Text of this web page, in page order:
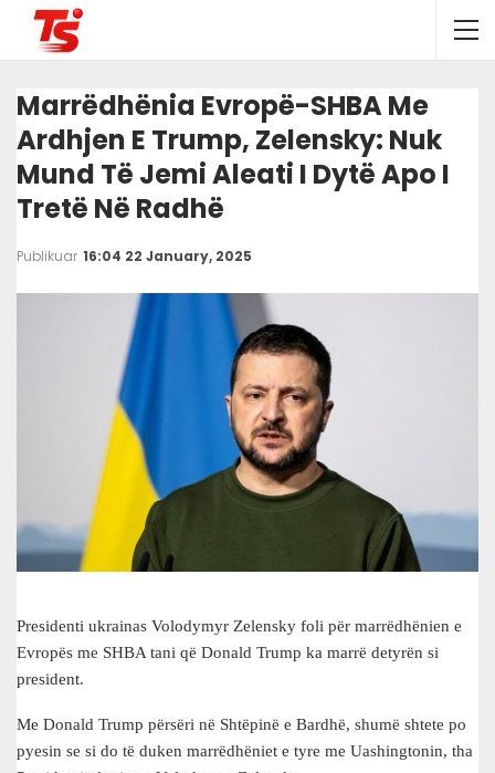
Marrëdhënia Evropë-SHBA Me
Ardhjen E Trump, Zelensky: Nuk
Mund Të Jemi Aleati I Dytë Apo I
Tretë Në Radhë
Publikuar 16:04 22 January, 2025
Presidenti ukrainas Volodymyr Zelensky foli për marrëdhënien e
Evropës me SHBA tani që Donald Trump ka marrë detyrën si
president.
Me Donald Trump përsëri në Shtëpinë e Bardhë, shumë shtete po
pyesin se si do të duken marrëdhëniet e tyre me Uashingtonin, tha